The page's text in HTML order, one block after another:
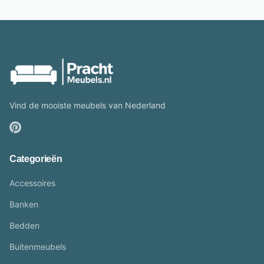
Vind de mooiste meubels van Nederland
Categorieën
Accessoires
Banken
Bedden
Buitenmeubels